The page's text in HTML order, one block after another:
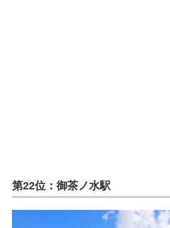
第22位：御茶ノ水駅